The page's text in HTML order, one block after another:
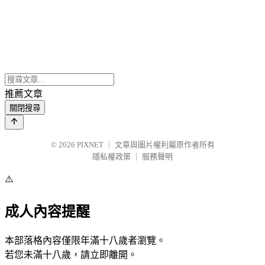
推薦文章
關閉搜尋
© 2026 PIXNET
文章與圖片權利屬原作者所有
隱私權政策
服務聲明
⚠️
成人內容提醒
本部落格內容僅限年滿十八歲者瀏覽。
若您未滿十八歲，請立即離開。